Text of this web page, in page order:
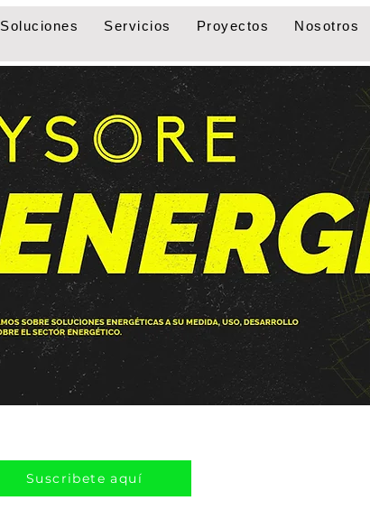
Soluciones Servicios Proyectos Nosotros
Suscribete aquí